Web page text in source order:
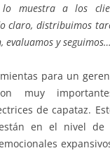
lo muestra a los
claro, distribuimos
evaluamos y
para un
muy
de capataz.
en el nivel de